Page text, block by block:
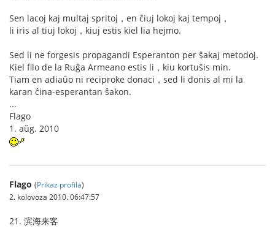
Sen lacoj kaj multaj spritoj，en ĉiuj lokoj kaj tempoj，
li iris al tiuj lokoj，kiuj estis kiel lia hejmo.
Sed li ne forgesis propagandi Esperanton per ŝakaj metodoj.
Kiel filo de la Ruĝa Armeano estis li，kiu kortuŝis min.
Tiam en adiaŭo ni reciproke donaci，sed li donis al mi la
karan ĉina-esperantan ŝakon.
...
Flago
1. aŭg. 2010
Flago (Prikaz profila)
2. kolovoza 2010. 06:47:57
21. 滨海来客